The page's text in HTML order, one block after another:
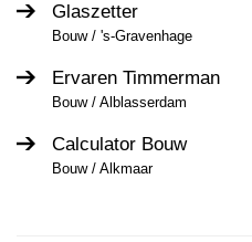
Glaszetter
Bouw / 's-Gravenhage
Ervaren Timmerman
Bouw / Alblasserdam
Calculator Bouw
Bouw / Alkmaar